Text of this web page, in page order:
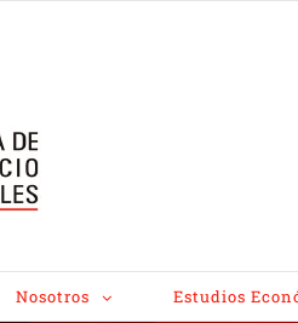
Nosotros Estudios
del
la